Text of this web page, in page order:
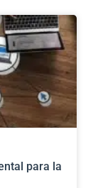
para la